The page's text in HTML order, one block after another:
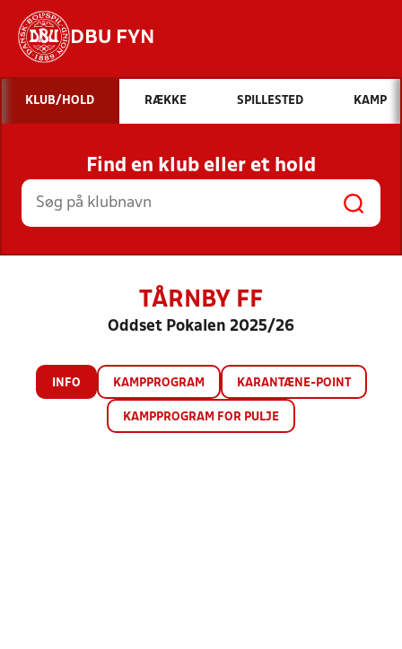
DBU FYN
Hvad vil du søge efter?
INDHOLD OG NYHEDER
STILLINGER, RESULTATER, KLUBBER OG
HOLD
KLUB/HOLD RÆKKE SPILLESTED KAMP
Find en klub eller et hold
TÅRNBY FF
Oddset Pokalen 2025/26
INFO KAMPPROGRAM KARANTÆNE-POINT
KAMPPROGRAM FOR PULJE